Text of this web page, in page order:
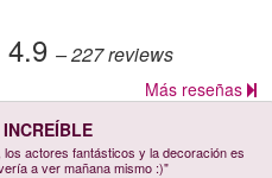
4.9– 227reviews
Más reseñas
actores fantásticos y la decoración es
a ver mañana mismo :)"